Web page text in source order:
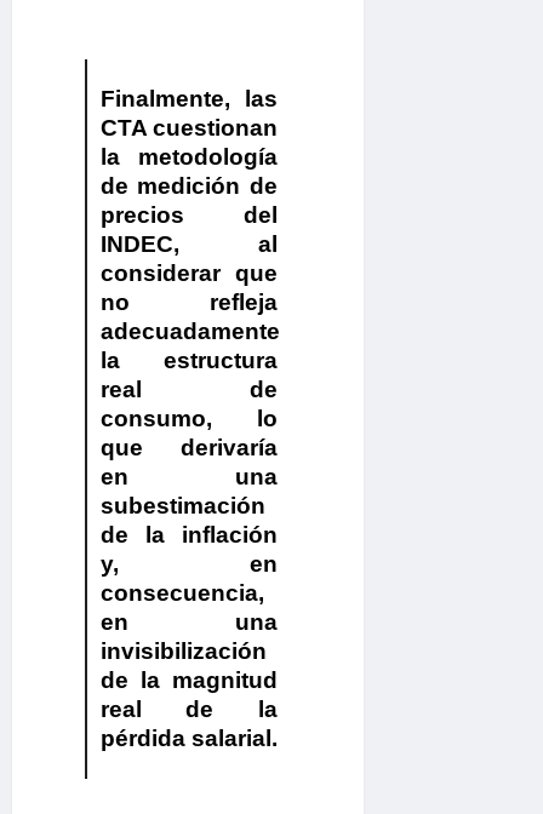
Finalmente, las
CTA cuestionan
la metodología
de medición de
precios del
INDEC, al
considerar que
no refleja
adecuadamente
la estructura
real de
consumo, lo
que derivaría
en una
subestimación
de la inflación
y, en
consecuencia,
en una
invisibilización
de la magnitud
real de la
pérdida salarial.